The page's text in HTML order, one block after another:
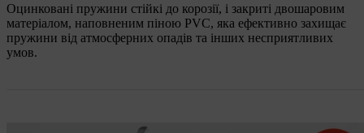
Оцинковані пружини стійкі до корозії, і закриті двошаровим
матеріалом, наповненим піною PVC, яка ефективно захищає
пружини від атмосферних опадів та інших несприятливих
умов.